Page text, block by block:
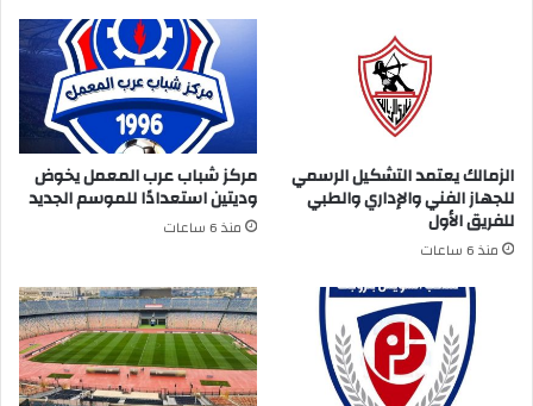
الزمالك يعتمد التشكيل الرسمي
للجهاز الفني والإداري والطبي
للفريق الأول
منذ 6 ساعات
مركز شباب عرب المعمل يخوض
وديتين استعدادًا للموسم الجديد
منذ 6 ساعات